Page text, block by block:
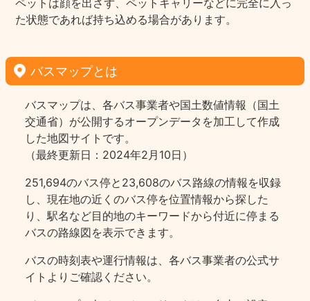
ペットは顔を出さず、ペットキャリーなどに完全に入っ
た状態であれば持ち込める場合があります。
バスマップとは
バスマップは、各バス事業者や国土数値情報（国土
交通省）が公開するオープンデータを加工して作成
した地図サイトです。
（最終更新日：2024年2月10日）
251,694のバス停と23,608のバス路線の情報を収録
し、現在地の近くのバス停を位置情報から探した
り、駅名など目的地のキーワードから付近に停まる
バスの路線図を表示できます。
バスの時刻表や運行情報は、各バス事業者の公式サ
イトよりご確認ください。